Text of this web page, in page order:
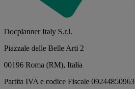
Docplanner Italy S.r.l.
Piazzale delle Belle Arti 2
00196 Roma (RM), Italia
Partita IVA e codice Fiscale 09244850963